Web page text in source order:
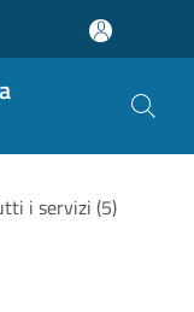
i servizi (5)